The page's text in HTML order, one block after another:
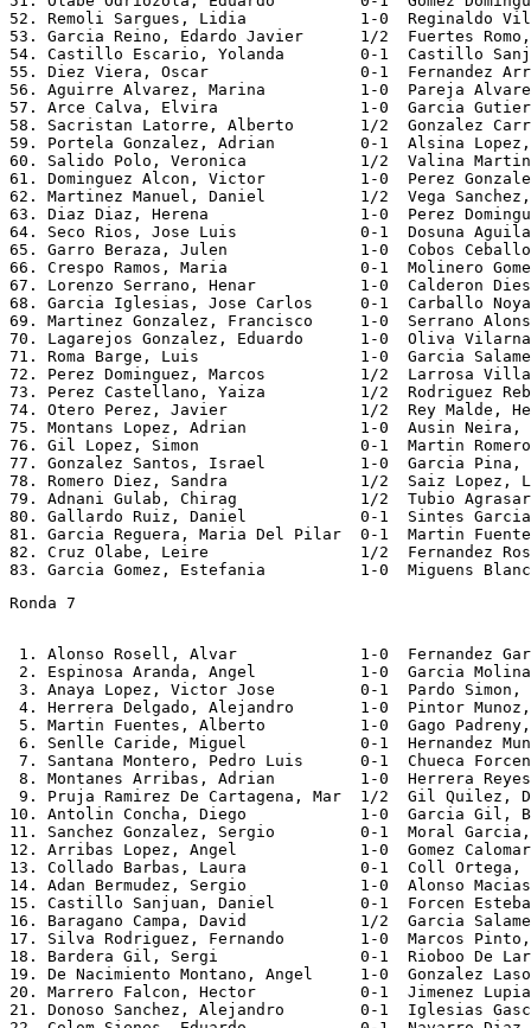
52. Remoli Sargues, Lidia            1-0  Reginaldo
53. Garcia Reino, Edardo Javier      1/2  Fuertes Romo,
54. Castillo Escario, Yolanda        0-1  Castillo
55. Diez Viera, Oscar                0-1  Fernandez
56. Aguirre Alvarez, Marina          1-0  Pareja
57. Arce Calva, Elvira               1-0  Garcia
58. Sacristan Latorre, Alberto       1/2  Gonzalez
59. Portela Gonzalez, Adrian         0-1  Alsina
60. Salido Polo, Veronica            1/2  Valina
61. Dominguez Alcon, Victor          1-0  Perez
62. Martinez Manuel, Daniel          1/2  Vega
63. Diaz Diaz, Herena                1-0  Perez
64. Seco Rios, Jose Luis             0-1  Dosuna
65. Garro Beraza, Julen              1-0  Cobos
66. Crespo Ramos, Maria              0-1  Molinero
67. Lorenzo Serrano, Henar           1-0  Calderon
68. Garcia Iglesias, Jose Carlos     0-1  Carballo
69. Martinez Gonzalez, Francisco     1-0  Serrano
70. Lagarejos Gonzalez, Eduardo      1-0  Oliva
71. Roma Barge, Luis                 1-0  Garcia
72. Perez Dominguez, Marcos          1/2  Larrosa
73. Perez Castellano, Yaiza          1/2  Rodriguez
74. Otero Perez, Javier              1/2  Rey Malde,
75. Montans Lopez, Adrian            1-0  Ausin Neira,
76. Gil Lopez, Simon                 0-1  Martin
77. Gonzalez Santos, Israel          1-0  Garcia Pina,
78. Romero Diez, Sandra              1/2  Saiz Lopez,
79. Adnani Gulab, Chirag             1/2  Tubio
80. Gallardo Ruiz, Daniel            0-1  Sintes
81. Garcia Reguera, Maria Del Pilar  0-1  Martin
82. Cruz Olabe, Leire                1/2  Fernandez
Ronda 7
1. Alonso Rosell, Alvar             1-0  Fernandez
2. Espinosa Aranda, Angel           1-0  Garcia
3. Anaya Lopez, Victor Jose         0-1  Pardo Simon,
4. Herrera Delgado, Alejandro       1-0  Pintor
5. Martin Fuentes, Alberto          1-0  Gago
6. Senlle Caride, Miguel            0-1  Hernandez
7. Santana Montero, Pedro Luis      0-1  Chueca
8. Montanes Arribas, Adrian         1-0  Herrera
9. Pruja Ramirez De Cartagena, Mar  1/2  Gil Quilez,
10. Antolin Concha, Diego            1-0  Garcia Gil,
11. Sanchez Gonzalez, Sergio         0-1  Moral
12. Arribas Lopez, Angel             1-0  Gomez
13. Collado Barbas, Laura            0-1  Coll Ortega,
14. Adan Bermudez, Sergio            1-0  Alonso
15. Castillo Sanjuan, Daniel         0-1  Forcen
16. Baragano Campa, David            1/2  Garcia
17. Silva Rodriguez, Fernando        1-0  Marcos
18. Bardera Gil, Sergi               0-1  Rioboo De
19. De Nacimiento Montano, Angel     1-0  Gonzalez
20. Marrero Falcon, Hector           0-1  Jimenez
21. Donoso Sanchez, Alejandro        0-1  Iglesias